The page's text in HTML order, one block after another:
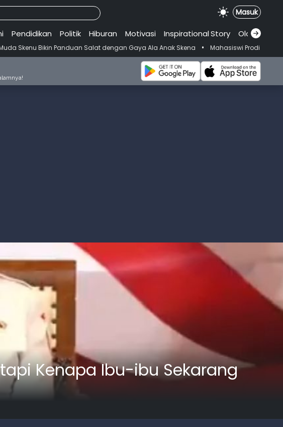
Masuk
Pendidikan Politik Hiburan Motivasi Inspirational.Story Olahraga
Panduan Salat dengan Gaya Ala Anak Skena • Mahasiswi Prodi FKM-Undana Diduga
Kenapa Ibu-ibu Sekarang